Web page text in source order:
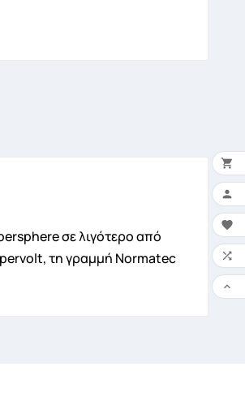
σε λιγότερο από
τη γραμμή Normatec


Ο


